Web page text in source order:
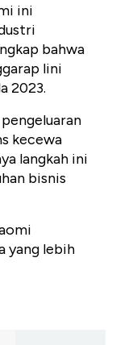
ini
bahwa
lini
2023.
kecewa
langkah ini
bisnis
yang lebih